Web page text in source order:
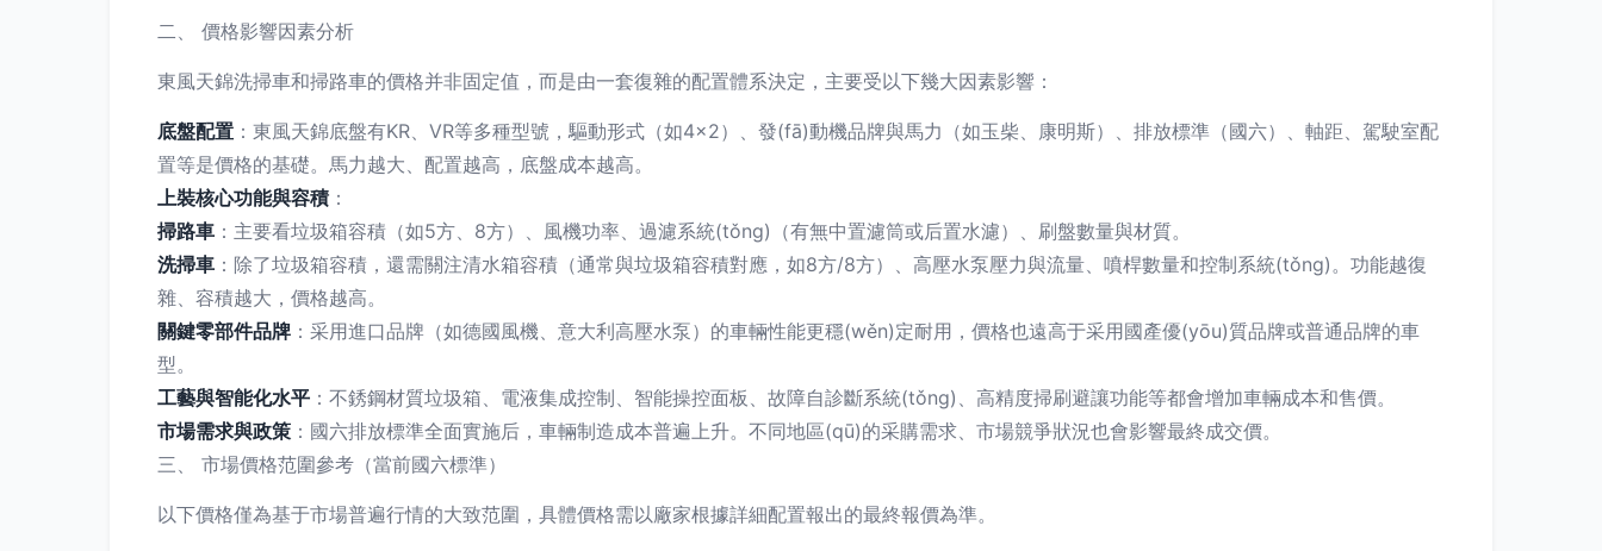
二、 價格影響因素分析
東風天錦洗掃車和掃路車的價格并非固定值，而是由一套復雜的配置體系決定，主要受以下幾大因素影響：
底盤配置 ：東風天錦底盤有KR、VR等多種型號，驅動形式（如4×2）、發(fā)動機品牌與馬力（如玉柴、康明斯）、排放標準（國六）、軸距、駕駛室配
置等是價格的基礎。馬力越大、配置越高，底盤成本越高。
上裝核心功能與容積 ：
掃路車 ：主要看垃圾箱容積（如5方、8方）、風機功率、過濾系統(tǒng)（有無中置濾筒或后置水濾）、刷盤數量與材質。
洗掃車 ：除了垃圾箱容積，還需關注清水箱容積（通常與垃圾箱容積對應，如8方/8方）、高壓水泵壓力與流量、噴桿數量和控制系統(tǒng)。功能越復
雜、容積越大，價格越高。
關鍵零部件品牌 ：采用進口品牌（如德國風機、意大利高壓水泵）的車輛性能更穩(wěn)定耐用，價格也遠高于采用國產優(yōu)質品牌或普通品牌的車
型。
工藝與智能化水平 ：不銹鋼材質垃圾箱、電液集成控制、智能操控面板、故障自診斷系統(tǒng)、高精度掃刷避讓功能等都會增加車輛成本和售價。
市場需求與政策 ：國六排放標準全面實施后，車輛制造成本普遍上升。不同地區(qū)的采購需求、市場競爭狀況也會影響最終成交價。
三、 市場價格范圍參考（當前國六標準）
以下價格僅為基于市場普遍行情的大致范圍，具體價格需以廠家根據詳細配置報出的最終報價為準。